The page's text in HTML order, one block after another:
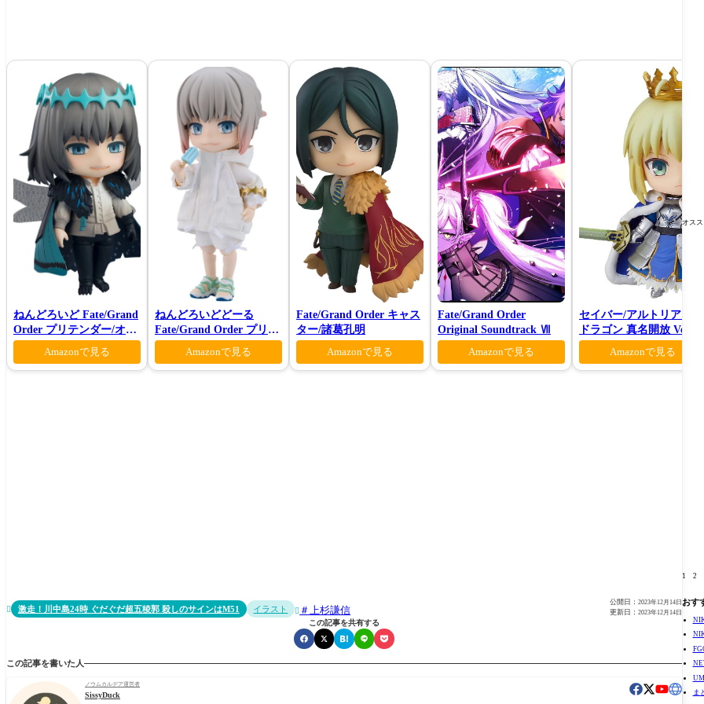
ねんどろいど Fate/Grand
Order プリテンダー/オベ
ロン ヴォーティガーン
Amazonで見る
ねんどろいどどーる
Fate/Grand Order プリテ
ンダー/オベロン 爽やかサ
マー・プリンスVer.
Amazonで見る
Fate/Grand Order キャス
ター/諸葛孔明
Amazonで見る
Fate/Grand Order
Original Soundtrack Ⅶ
Amazonで見る
セイバー/アルトリア ペ
ドラゴン 真名開放 Ver.
Amazonで見る
 激走！川中島24時 ぐだぐだ超五稜郭 殺しのサインはM51 イラスト  上杉謙信
公開日： 2023年12月14日
更新日： 2023年12月14日
この記事を共有する
この記事を書いた人
ノウムカルデア運営者
SissyDuck
オス
1 2
おす
ま